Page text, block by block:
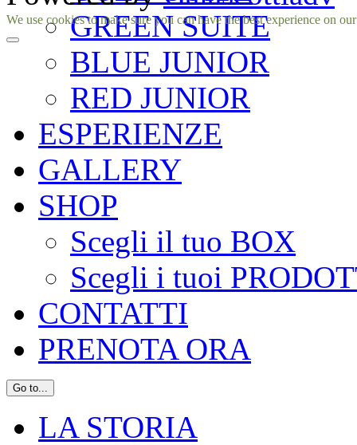
GREEN SUITE
BLUE JUNIOR
RED JUNIOR
ESPERIENZE
GALLERY
SHOP
Scegli il tuo BOX
Scegli i tuoi
CONTATTI
PRENOTA ORA
Go to...
LA STORIA
Facebook
Instagram
We use cookies to make sure you can have the best experience on